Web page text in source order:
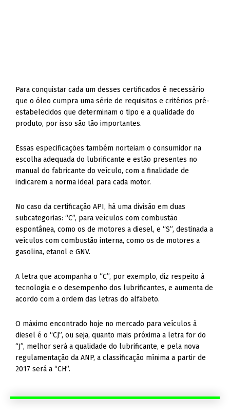
Para conquistar cada um desses certificados é necessário
que o óleo cumpra uma série de requisitos e critérios pré-
estabelecidos que determinam o tipo e a qualidade do
produto, por isso são tão importantes.
Essas especificações também norteiam o consumidor na
escolha adequada do lubrificante e estão presentes no
manual do fabricante do veículo, com a finalidade de
indicarem a norma ideal para cada motor.
No caso da certificação API, há uma divisão em duas
subcategorias: “C”, para veículos com combustão
espontânea, como os de motores a diesel, e “S”, destinada a
veículos com combustão interna, como os de motores a
gasolina, etanol e GNV.
A letra que acompanha o “C”, por exemplo, diz respeito à
tecnologia e o desempenho dos lubrificantes, e aumenta de
acordo com a ordem das letras do alfabeto.
O máximo encontrado hoje no mercado para veículos à
diesel é o “CJ”, ou seja, quanto mais próxima a letra for do
“J”, melhor será a qualidade do lubrificante, e pela nova
regulamentação da ANP, a classificação mínima a partir de
2017 será a “CH”.